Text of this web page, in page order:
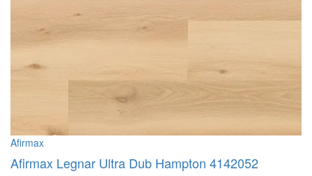
Afirmax
Afirmax Legnar Ultra Dub Hampton 4142052